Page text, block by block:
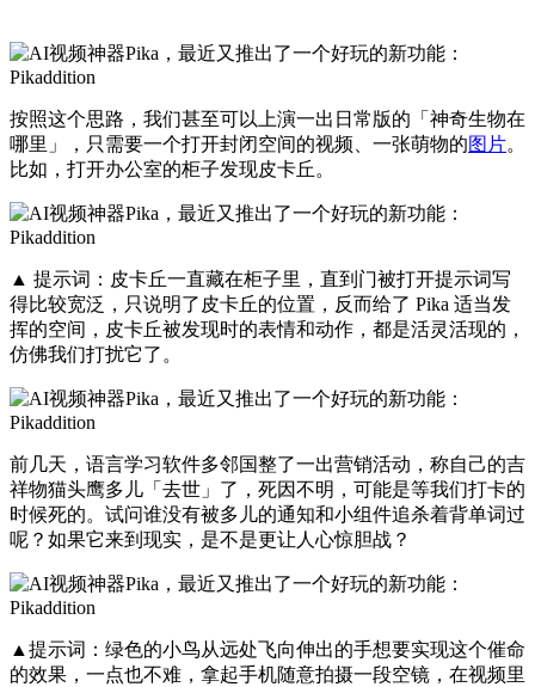
按照这个思路，我们甚至可以上演一出日常版的「神奇生物在
哪里」，只需要一个打开封闭空间的视频、一张萌物的图片。
比如，打开办公室的柜子发现皮卡丘。
▲ 提示词：皮卡丘一直藏在柜子里，直到门被打开提示词写
得比较宽泛，只说明了皮卡丘的位置，反而给了 Pika 适当发
挥的空间，皮卡丘被发现时的表情和动作，都是活灵活现的，
仿佛我们打扰它了。
前几天，语言学习软件多邻国整了一出营销活动，称自己的吉
祥物猫头鹰多儿「去世」了，死因不明，可能是等我们打卡的
时候死的。试问谁没有被多儿的通知和小组件追杀着背单词过
呢？如果它来到现实，是不是更让人心惊胆战？
▲提示词：绿色的小鸟从远处飞向伸出的手想要实现这个催命
的效果，一点也不难，拿起手机随意拍摄一段空镜，在视频里